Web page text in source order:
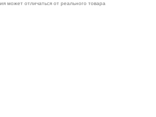
может отличаться от реального товара